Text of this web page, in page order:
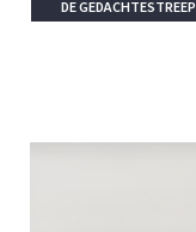
DE GEDACHTESTREEP